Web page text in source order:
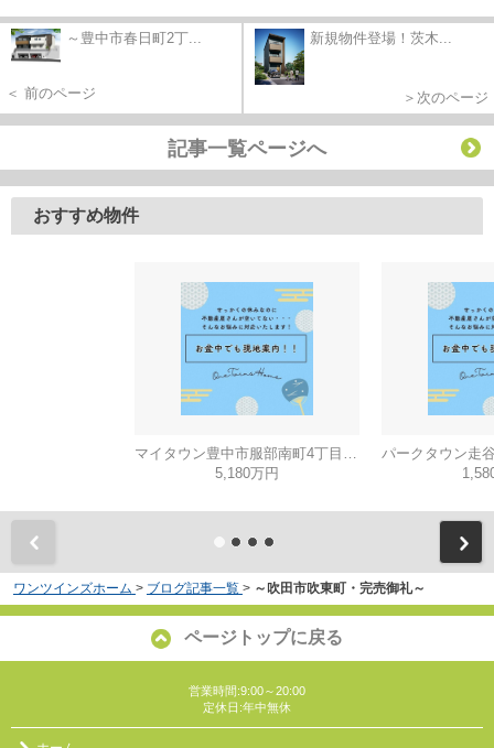
～豊中市春日町2丁...
＜ 前のページ
新規物件登場！茨木...
＞次のページ
記事一覧ページへ
おすすめ物件
5,180万円
ワンツインズホーム > ブログ記事一覧 > ～吹田市吹東町・完売御礼～
ページトップに戻る
営業時間:9:00～20:00
定休日:年中無休